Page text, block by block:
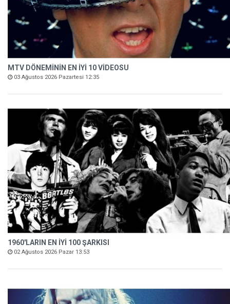
MTV DÖNEMİNİN EN İYİ 10 VİDEOSU
03 Ağustos 2026 Pazartesi 12:35
1960'LARIN EN İYİ 100 ŞARKISI
02 Ağustos 2026 Pazar 13:53